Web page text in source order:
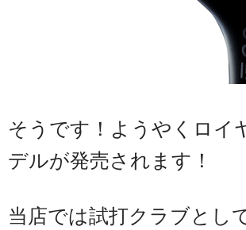
そうです！ようやくロイ
デルが発売されます！
当店では試打クラブとし